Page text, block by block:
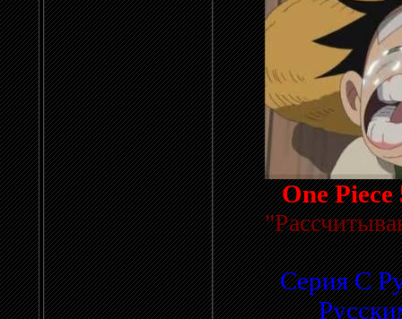
One
"
Серия С